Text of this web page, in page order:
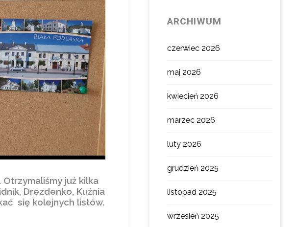
Otrzymaliśmy już kilka
Drezdenko, Kuźnia
się kolejnych listów.
ARCHIWUM
czerwiec 2026
maj 2026
kwiecień 2026
marzec 2026
luty 2026
grudzień 2025
listopad 2025
wrzesień 2025